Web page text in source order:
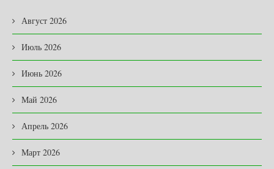
Август 2026
Июль 2026
Июнь 2026
Май 2026
Апрель 2026
Март 2026